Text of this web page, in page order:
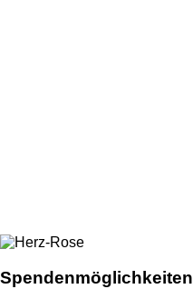
Spendenmöglichkeiten